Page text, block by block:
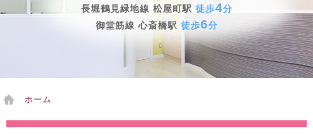
突然の歯のトラブルにも全て対応いたします。
4,999円
19,800円
長堀鶴見緑地線 松屋町駅 徒歩4分
御堂筋線 心斎橋駅 徒歩6分
ホーム